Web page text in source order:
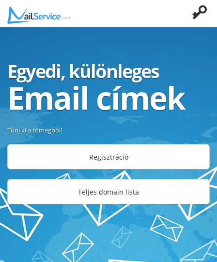
Egyedi, különleges
Email címek
Tűnj ki a tömegből!
Regisztráció
Teljes domain lista